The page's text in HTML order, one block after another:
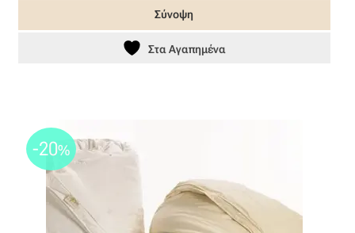
55,00 €. είναι:
Σύνοψη
Στα Αγαπημένα
-20%